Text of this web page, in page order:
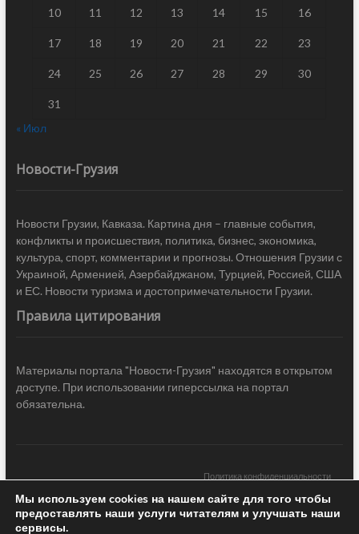
10 11 12 13 14 15 16
17 18 19 20 21 22 23
24 25 26 27 28 29 30
31
« Июл
Новости-Грузия
Новости Грузии, Кавказа. Картина дня – главные события,
конфликты и происшествия, политика, бизнес, экономика,
культура, спорт, комментарии и прогнозы. Отношения Грузии с
Украиной, Арменией, Азербайджаном, Турцией, Россией, США
и ЕС. Новости туризма и достопримечательности Грузии.
Правила цитирования
Материалы портала "Новости-Грузия" находятся в открытом
доступе. При использовании гиперссылка на портал
обязательна.
Политика конфиденциальности
Новости Грузии| Black Sea Press LTD © 2020 All Rights Reserved /
Design & development —
Мы используем cookies на нашем сайте для того чтобы
предоставлять наши услуги читателям и улучшать наши
сервисы.